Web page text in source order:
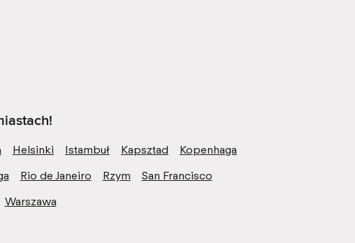
Helsinki Istambuł Kapsztad
Kopenhaga
Rio de Janeiro Rzym
San Francisco
Warszawa